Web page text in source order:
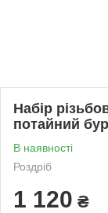
Набір
потайний
В наявності
Роздріб
1 120 ₴